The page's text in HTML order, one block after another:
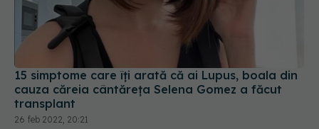
15 simptome care îți arată că ai Lupus, boala din
cauza căreia cântăreța Selena Gomez a făcut
transplant
26 feb 2022, 20:21